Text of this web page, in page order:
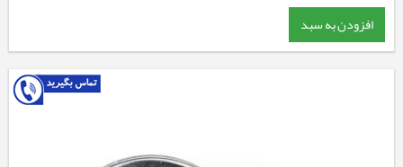
افزودن به سبد